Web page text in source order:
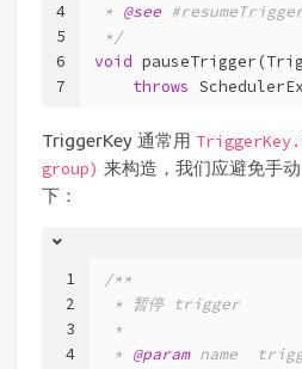
4
5
6
7
* @see
*/
void pauseTrigger
throws
TriggerKey 通常用
group) 来构造，我们应避免手
下：
1
2
3
4
/**
* 暂停 trigger
*
* @param name